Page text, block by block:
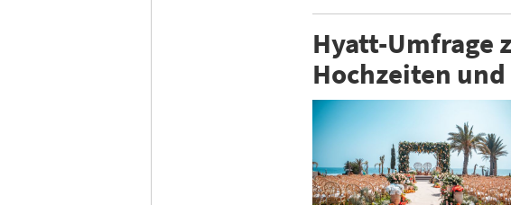
Hyatt-Umfrage
Hochzeiten